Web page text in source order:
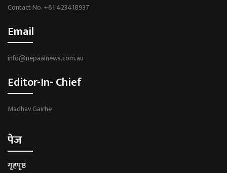
Contact No. +61 423418937
Email
info@nepaalnews.com.au
Editor-In- Chief
Madhav Gairhe
पेज
गृहपृष्ठ